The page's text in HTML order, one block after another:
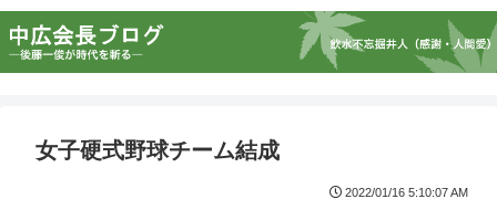
女子硬式野球チーム結成
2022/01/16 5:10:07 AM